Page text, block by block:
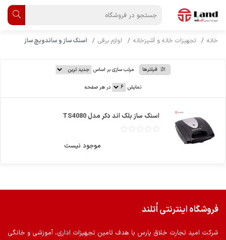
خانه تجهیزات خانه و آشپزخانه لوازم برقی اسنک ساز و ساندویچ ساز
فیلترها مرتب سازی بر اساس
نمایش در هر صفحه
اسنک ساز بلک اند دکر مدل TS4080
موجود نیست
فروشگاه اینترنتی اُتلند
شرکت امید تجارت خلاق پارس با هدف تامین تجهیزات اداری، آموزشی و خانگی